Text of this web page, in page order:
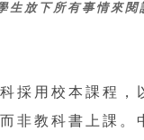
放下所有事情來閱
採用校本課程，
非教科書上課。